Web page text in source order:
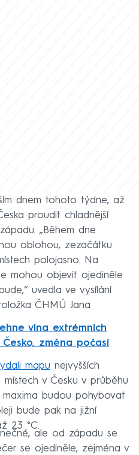
dnem tohoto týdne, až
proudit chladnější
„Během dne
oblohou, zezačátku
polojasno. Na
mohou objevit ojediněle
uvedla ve vysílání
ČHMÚ Jana
vlna extrémních
změna počasí
mapu nejvyšších
v Česku v průběhu
budou pohybovat
bude pak na jižní
23 °C.
ale od západu se
se ojediněle, zejména v